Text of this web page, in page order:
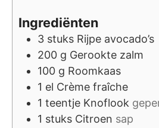
Ingrediënten
3 stuks Rijpe avocado’s
200 g Gerookte zalm
100 g Roomkaas
1 el Crème fraîche
1 teentje Knoflook
1 stuks Citroen sap